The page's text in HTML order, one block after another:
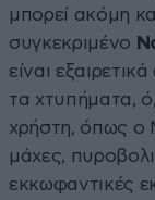
μπορεί ακόμη
συγκεκριμένο
είναι
τα χτυπήματα,
χρήστη, όπως ο
μάχες,
εκκωφαντικές